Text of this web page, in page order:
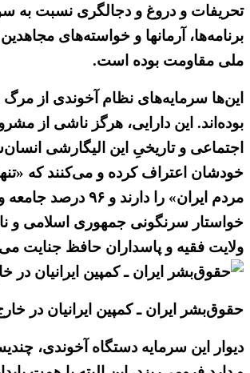
تحریفات و دروغ و دجالگری نسبت به
برنامه‌ها، آرمانها و خواسته‌های
ملی مقاومت بوده است.
این‌ها سرمایه‌های نظام آخوندی از مرگ
بوده‌اند. این دارایی، هرگز ناشی از
اجتماعی و تاریخیِ این الیگارشی
مردم ایران» را دارند و ۹۶
خواستار سرنگونی جمهوری اسلامی و
ولایت فقیه و پاسداران حافظ جنایت
حقوق‌بشر ایران ـ کمپین ایرانیان در
دیوار این سرمایه دستگاه آخوندی،